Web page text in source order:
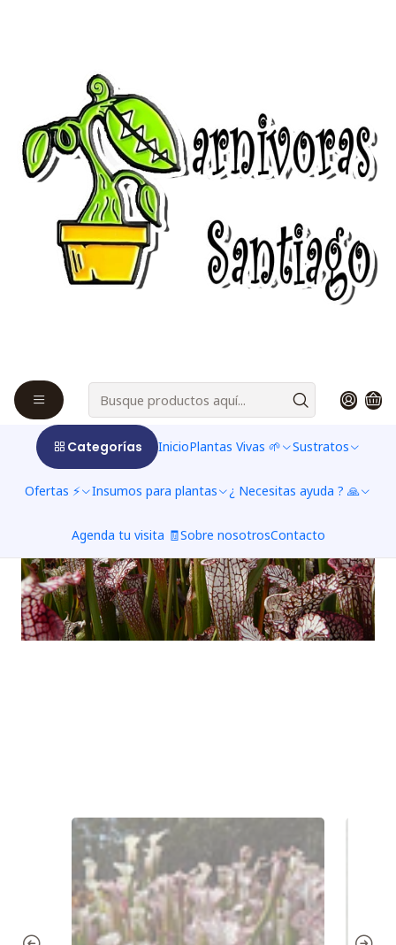
Categorías InicioPlantas Vivas 🌱 Sustratos
Ofertas ⚡ Insumos para plantas ¿ Necesitas ayuda ? 🙏
Agenda tu visita 🧾Sobre nosotrosContacto